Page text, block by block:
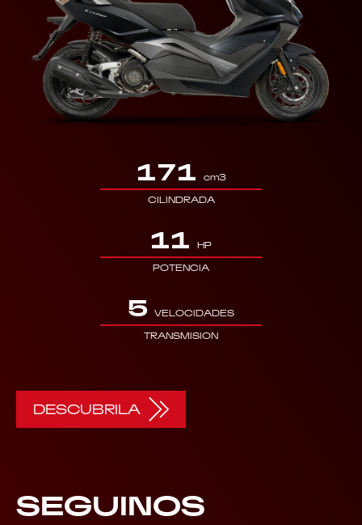
171 cm3
CILINDRADA
11 HP
POTENCIA
5 VELOCIDADES
TRANSMISION
DESCUBRILA
SEGUINOS